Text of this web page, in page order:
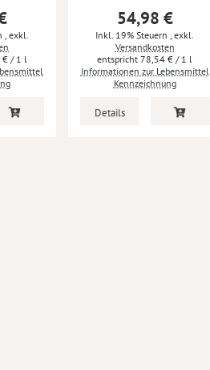
, exkl.
€/ 1 l
54,98 €
Inkl. 19% Steuern, exkl.
Versandkosten
78,54 € / 1 l
Informationen zur Lebensmittel
Kennzeichnung
Details